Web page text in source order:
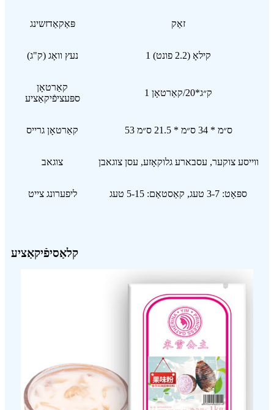
פּאַקאַדזשינג זאַק
נעץ וואָג (ק"ג) 1 קילאָ (2.2 פונט)
קאַרטאָן
ספּעציפֿיקאַציע
1 ק״ג*20/קאַרטאָן
קאַרטאָן גרייס 53 ס״מ * 34 ס״מ * 21.5 ס״מ
צוגאב ווייסע צוקער, עסבארע גלוקאָזע, עסן צוגאבן
ליפערונג צייט ספּאָט: 3-7 טעג, קאַסטאַם: 5-15 טעג
קלאַסיפֿיקאַציע